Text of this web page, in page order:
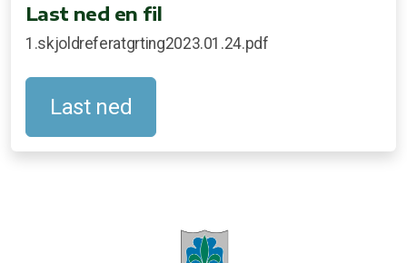
Last ned en fil
1.skjoldreferatgrting2023.01.24.pdf
Last ned